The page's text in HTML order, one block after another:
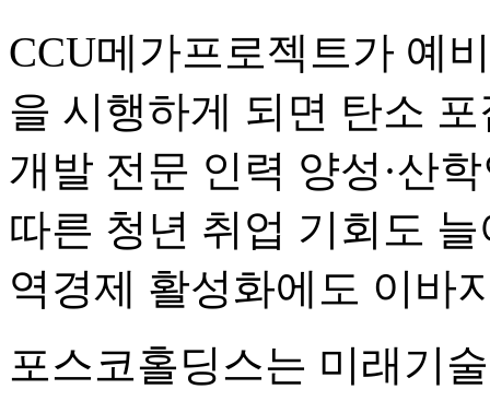
CCU메가프로젝트가 예
을 시행하게 되면 탄소
개발 전문 인력 양성·산
따른 청년 취업 기회도
역경제 활성화에도 이바
포스코홀딩스는 미래기